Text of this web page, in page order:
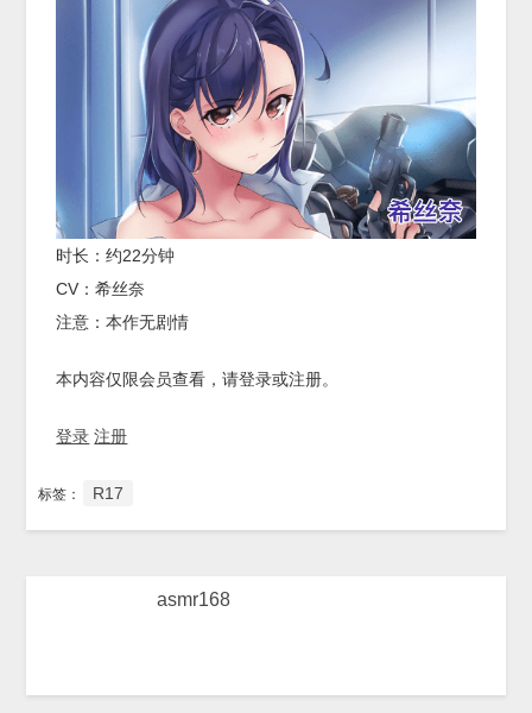
时长：约22分钟
CV：希丝奈
注意：本作无剧情
本内容仅限会员查看，请登录或注册。
登录 注册
标签： R17
asmr168